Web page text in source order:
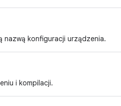
nazwą konfiguracji urządzenia.
i kompilacji.